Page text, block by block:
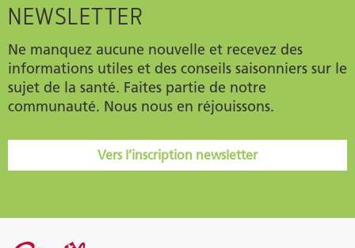
NEWSLETTER
Ne manquez aucune nouvelle et recevez des
informations utiles et des conseils saisonniers sur le
sujet de la santé. Faites partie de notre
communauté. Nous nous en réjouissons.
Vers l’inscription newsletter